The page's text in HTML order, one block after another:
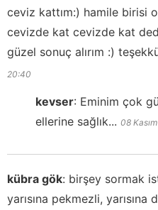
ceviz kattım:) hamile birisi
cevizde kat cevizde kat
güzel sonuç alırım :)
20:40
kevser: Eminim çok
ellerine sağlık... 08
kübra gök: birşey sormak
yarısına pekmezli, yarısına